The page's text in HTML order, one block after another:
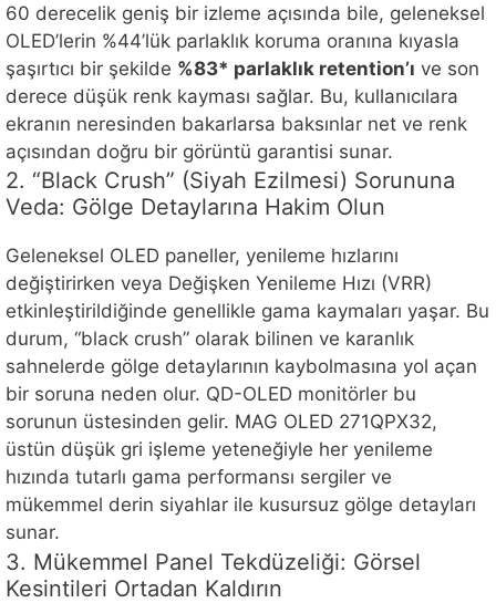
60 derecelik geniş bir izleme açısında bile, geleneksel
OLED’lerin %44’lük parlaklık koruma oranına kıyasla
şaşırtıcı bir şekilde %83* parlaklık retention’ı ve son
derece düşük renk kayması sağlar. Bu, kullanıcılara
ekranın neresinden bakarlarsa baksınlar net ve renk
açısından doğru bir görüntü garantisi sunar.
2. “Black Crush” (Siyah Ezilmesi) Sorununa
Veda: Gölge Detaylarına Hakim Olun
Geleneksel OLED paneller, yenileme hızlarını
değiştirirken veya Değişken Yenileme Hızı (VRR)
etkinleştirildiğinde genellikle gama kaymaları yaşar. Bu
durum, “black crush” olarak bilinen ve karanlık
sahnelerde gölge detaylarının kaybolmasına yol açan
bir soruna neden olur. QD-OLED monitörler bu
sorunun üstesinden gelir. MAG OLED 271QPX32,
üstün düşük gri işleme yeteneğiyle her yenileme
hızında tutarlı gama performansı sergiler ve
mükemmel derin siyahlar ile kusursuz gölge detayları
sunar.
3. Mükemmel Panel Tekdüzeliği: Görsel
Kesintileri Ortadan Kaldırın